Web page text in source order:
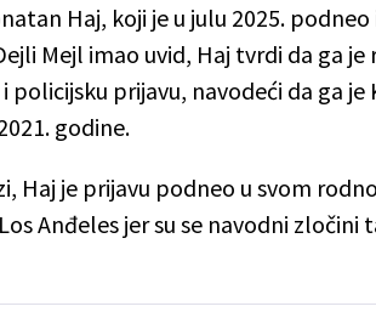
Haj, koji je u julu 2025. podneo
Mejl imao uvid, Haj tvrdi da ga je
prijavu, navodeći da ga je
godine.
Haj je prijavu podneo u svom
Anđeles jer su se navodni zločini